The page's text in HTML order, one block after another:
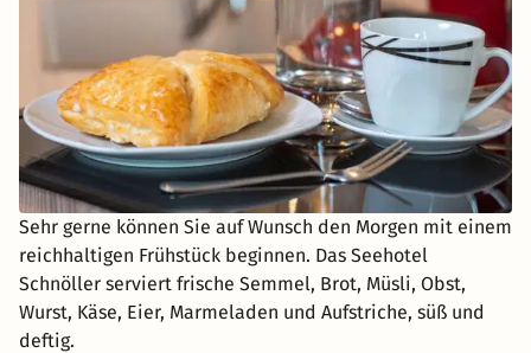
Sehr gerne können Sie auf Wunsch den Morgen mit einem
reichhaltigen Frühstück beginnen. Das Seehotel
Schnöller serviert frische Semmel, Brot, Müsli, Obst,
Wurst, Käse, Eier, Marmeladen und Aufstriche, süß und
deftig.